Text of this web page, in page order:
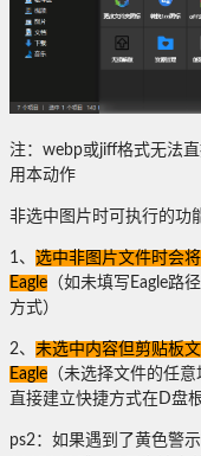
注：webp或jiff格式无法
用本动作
非选中图片时可执行的功
1、 选中非图片文件时会
Eagle （如未填写Eagle路
方式）
2、 未选中内容但剪贴板
Eagle （未选择文件的任
直接建立快捷方式在D盘
ps2：如果遇到了黄色警